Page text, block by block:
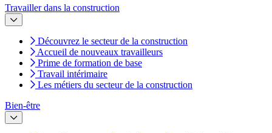
Travailler dans la construction
Découvrez le secteur de la construction
Accueil de nouveaux travailleurs
Prime de formation de base
Travail intérimaire
Les métiers du secteur de la construction
Bien-être